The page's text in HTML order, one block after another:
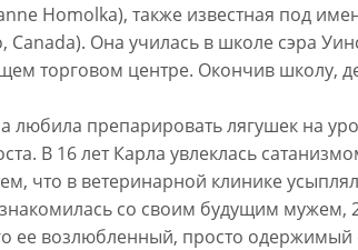
Homolka), также известная под
Она училась в школе сэра
торговом центре. Окончив школу,
любила препарировать лягушек на
В 16 лет Карла увлеклась
что в ветеринарной клинике
со своим будущим
ее возлюбленный, просто